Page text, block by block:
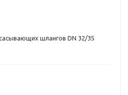
шлангов DN 32/35